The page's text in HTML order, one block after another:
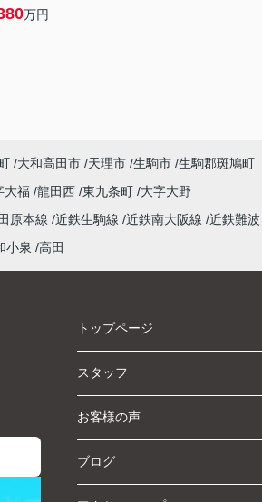
万円
大和高田市 天理市 生駒市 生駒郡斑鳩町
大福 龍田西 東九条町 大字大野
原本線 近鉄生駒線 近鉄南大阪線 近鉄難
小泉 高田
トップページ
スタッフ
お客様の声
ブログ